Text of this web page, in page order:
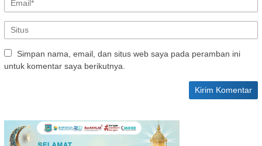
Simpan nama, email, dan situs web saya pada peramban ini
untuk komentar saya berikutnya.